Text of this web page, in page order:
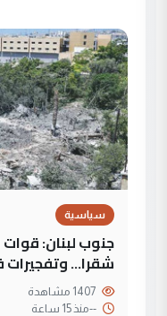
سياسية
جنوب لبنان: قوات
شقرا… وتفجيرات
--منذ 15 ساعة